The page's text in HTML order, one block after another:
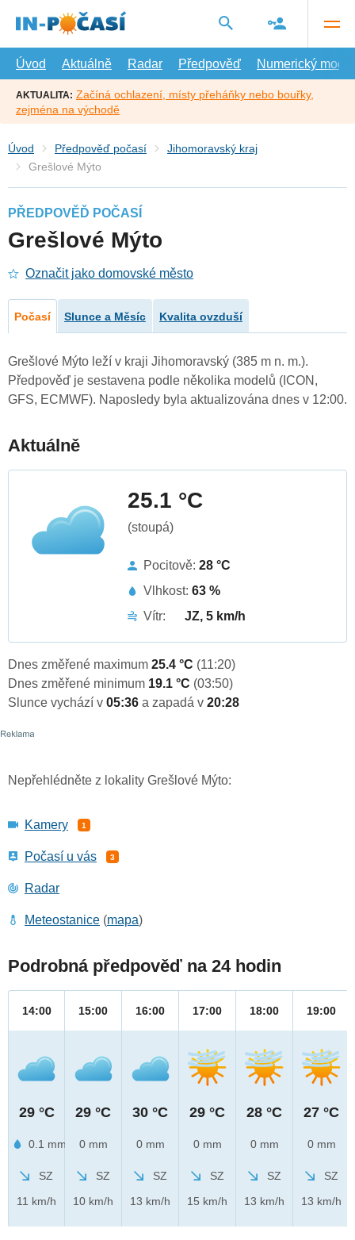
hlavní
Úvod
Aktuálně Radar Předpověď Numerický model
AKTUALITA: Začíná ochlazení, místy přeháňky nebo bouřky,
zejména na východě
Úvod Předpověď počasí
Jihomoravský kraj
Grešlové Mýto
PŘEDPOVĚĎ POČASÍ
Grešlové Mýto
Označit jako domovské město
Počasí Slunce a Měsíc Kvalita ovzduší
Grešlové Mýto leží v kraji Jihomoravský (385 m n. m.).
Předpověď je sestavena podle několika modelů (ICON,
GFS, ECMWF). Naposledy byla aktualizována dnes v 12:00.
Aktuálně
25.1 °C
(stoupá)
Pocitově: 28 °C
Vlhkost: 63 %
Vítr:
JZ, 5 km/h
Dnes změřené maximum 25.4 °C (11:20)
Dnes změřené minimum 19.1 °C (03:50)
Slunce vychází v 05:36 a zapadá v 20:28
Nepřehlédněte z lokality Grešlové Mýto:
Kamery 1
Počasí u vás 3
Radar
Meteostanice (mapa)
Podrobná předpověď na 24 hodin
14:00
29 °C
0.1 mm
SZ
11 km/h
15:00
29 °C
0 mm
SZ
10 km/h
16:00
30 °C
0 mm
SZ
13 km/h
17:00
29 °C
0 mm
SZ
15 km/h
18:00
28 °C
0 mm
SZ
13 km/h
19:00
27 °C
0 mm
SZ
13 km/h